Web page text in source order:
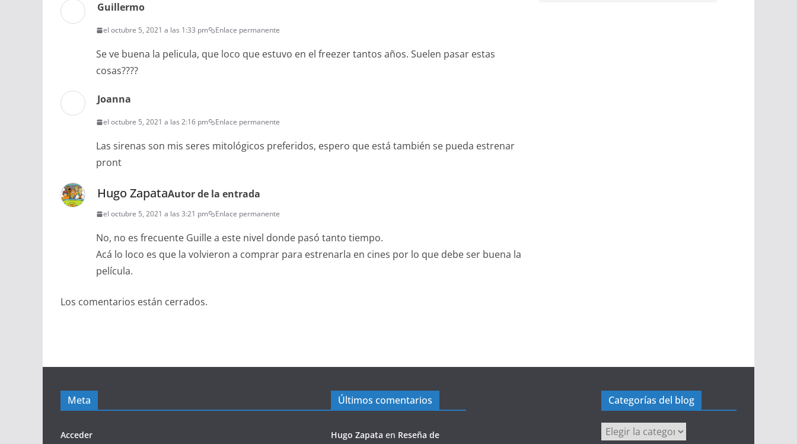
Guillermo
el octubre 5, 2021 a las 1:33 pm Enlace permanente
Se ve buena la pelicula, que loco que estuvo en el freezer tantos años. Suelen pasar estas
cosas????
Joanna
el octubre 5, 2021 a las 2:16 pm Enlace permanente
Las sirenas son mis seres mitológicos preferidos, espero que está también se pueda estrenar
pront
Hugo ZapataAutor de la entrada
el octubre 5, 2021 a las 3:21 pm Enlace permanente
No, no es frecuente Guille a este nivel donde pasó tanto tiempo.
Acá lo loco es que la volvieron a comprar para estrenarla en cines por lo que debe ser buena la
película.
Los comentarios están cerrados.
Meta
Acceder
Últimos comentarios
Hugo Zapata en Reseña de
Categorías del blog
Categorías